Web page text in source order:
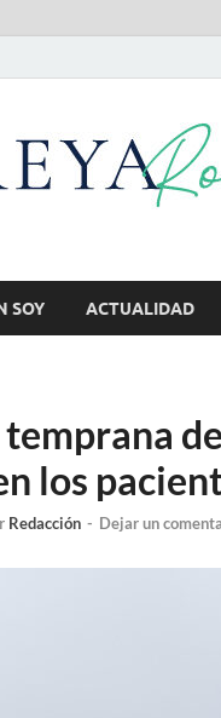
SOY ACTUALIDAD
los
Redacción - Dejar un